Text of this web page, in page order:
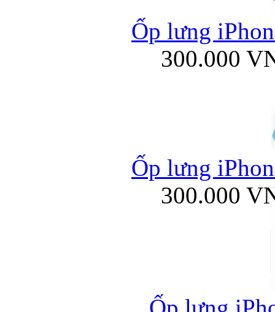
Ốp lưng
300.000
Ốp lưng
300.000